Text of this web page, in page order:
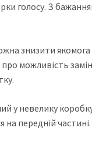
голосу. З
знизити
про можливість
у невелику
передній